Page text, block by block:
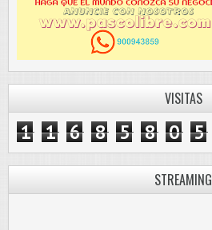
VISITAS
1 1 6 8 5 8 0 5
STREAMING